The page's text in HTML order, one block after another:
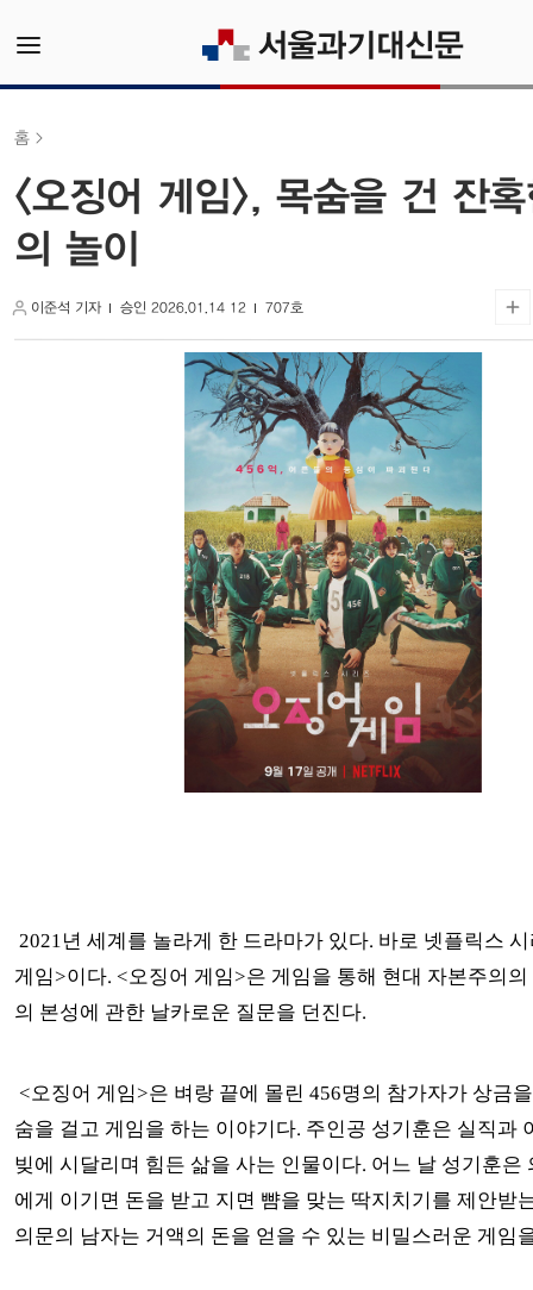
홈
<오징어 게임>, 목숨을 건 잔
의 놀이
이준석 기자 승인 2026.01.14 12 707호
2021년 세계를 놀라게 한 드라마가 있다. 바로 넷플릭스
게임>이다. <오징어 게임>은 게임을 통해 현대 자본주의
의 본성에 관한 날카로운 질문을 던진다.
<오징어 게임>은 벼랑 끝에 몰린 456명의 참가자가 상금
숨을 걸고 게임을 하는 이야기다. 주인공 성기훈은 실직과
빚에 시달리며 힘든 삶을 사는 인물이다. 어느 날 성기훈은
에게 이기면 돈을 받고 지면 뺨을 맞는 딱지치기를 제안받
의문의 남자는 거액의 돈을 얻을 수 있는 비밀스러운 게임